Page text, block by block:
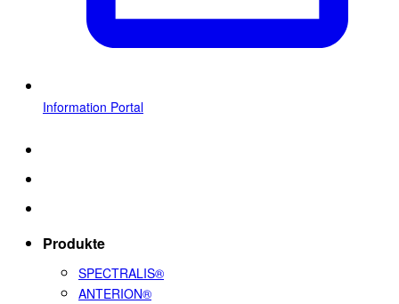
Information Portal
Produkte
SPECTRALIS®
ANTERION®